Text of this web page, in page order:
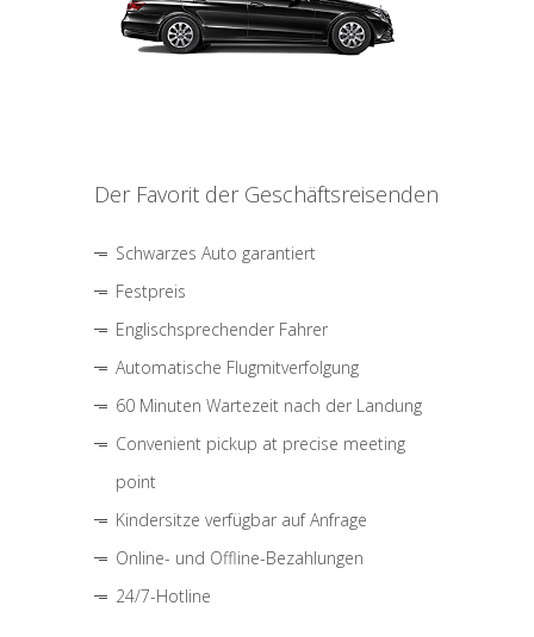
Der Favorit der Geschäftsreisenden
Schwarzes Auto garantiert
Festpreis
Englischsprechender Fahrer
Automatische Flugmitverfolgung
60 Minuten Wartezeit nach der Landung
Convenient pickup at precise meeting
point
Kindersitze verfügbar auf Anfrage
Online- und Offline-Bezahlungen
24/7-Hotline